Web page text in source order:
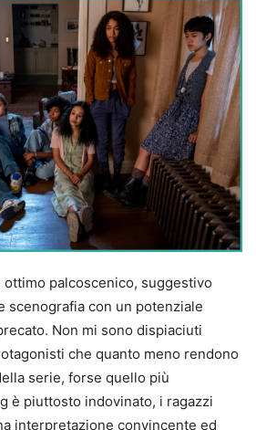
ottimo palcoscenico, suggestivo
scenografia con un potenziale
Non mi sono dispiaciuti
che quanto meno rendono
serie, forse quello più
è piuttosto indovinato, i ragazzi
interpretazione convincente ed